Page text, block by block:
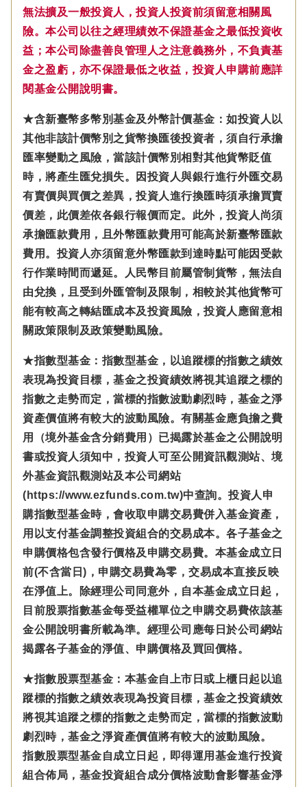
無法擴及一般投資人，投資人投資前須留意相關風
險。本公司以往之經理績效不保證基金之最低投資收
益；本公司除盡善良管理人之注意義務外，不負責基
金之盈虧，亦不保證最低之收益，投資人申購前應詳
閱基金公開說明書。
★含新臺幣多幣別基金及外幣計價基金：如投資人以
其他非該計價幣別之貨幣換匯後投資者，須自行承擔
匯率變動之風險，當該計價幣別相對其他貨幣貶值
時，將產生匯兌損失。因投資人與銀行進行外匯交易
有賣價與買價之差異，投資人進行換匯時須承擔買賣
價差，此價差依各銀行報價而定。此外，投資人尚須
承擔匯款費用，且外幣匯款費用可能高於新臺幣匯款
費用。投資人亦須留意外幣匯款到達時點可能因受款
行作業時間而遞延。人民幣目前屬管制貨幣，無法自
由兌換，且受到外匯管制及限制，相較於其他貨幣可
能有較高之轉結匯成本及投資風險，投資人應留意相
關政策限制及政策變動風險。
★指數型基金：指數型基金，以追蹤標的指數之績效
表現為投資目標，基金之投資績效將視其追蹤之標的
指數之走勢而定，當標的指數波動劇烈時，基金之淨
資產價值將有較大的波動風險。有關基金應負擔之費
用（境外基金含分銷費用）已揭露於基金之公開說明
書或投資人須知中，投資人可至公開資訊觀測站、境
外基金資訊觀測站及本公司網站
(https://www.ezfunds.com.tw)中查詢。投資人申
購指數型基金時，會收取申購交易費併入基金資產，
用以支付基金調整投資組合的交易成本。各子基金之
申購價格包含發行價格及申購交易費。本基金成立日
前(不含當日)，申購交易費為零，交易成本直接反映
在淨值上。除經理公司同意外，自本基金成立日起，
目前股票指數基金每受益權單位之申購交易費依該基
金公開說明書所載為準。經理公司應每日於公司網站
揭露各子基金的淨值、申購價格及買回價格。
★指數股票型基金：本基金自上市日或上櫃日起以追
蹤標的指數之績效表現為投資目標，基金之投資績效
將視其追蹤之標的指數之走勢而定，當標的指數波動
劇烈時，基金之淨資產價值將有較大的波動風險。
指數股票型基金自成立日起，即得運用基金進行投資
組合佈局，基金投資組合成分價格波動會影響基金淨